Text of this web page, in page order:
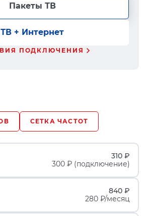
Пакеты ТВ
ТВ + Интернет
ПОДКЛЮЧЕНИЯ
СЕТКА ЧАСТОТ
310 ₽
300 ₽ (подключение)
840 ₽
280 ₽/месяц